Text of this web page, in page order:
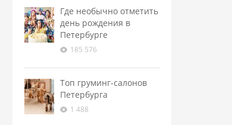
Где необычно отметить
день рождения в
Петербурге
185 576
Топ груминг-салонов
Петербурга
1 488